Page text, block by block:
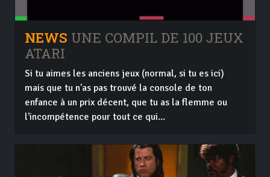
NEWS UNE COMPIL DE 100 JEUX
ATARI
Si tu aimes les anciens jeux (normal, si tu es ici)
mais que tu n'as pas trouvé la console de ton
enfance à un prix décent, que tu as la flemme ou
l'incompétence pour tout ce qui...